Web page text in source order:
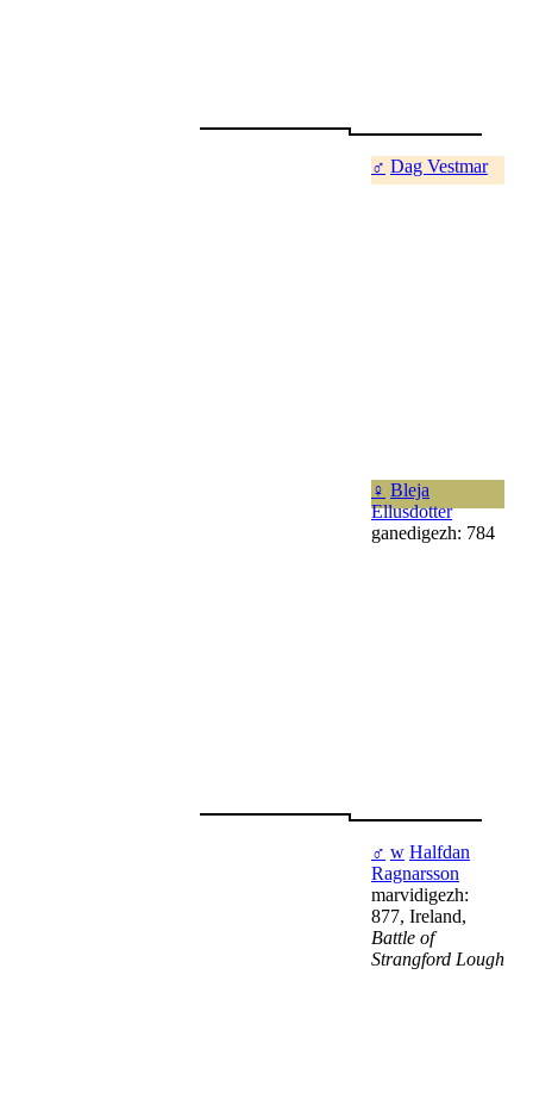
♂ Dag Vestmar
♀ Bleja
Ellusdotter
ganedigezh: 784
♂ w Halfdan
Ragnarsson
marvidigezh:
877, Ireland,
Battle of
Strangford Lough